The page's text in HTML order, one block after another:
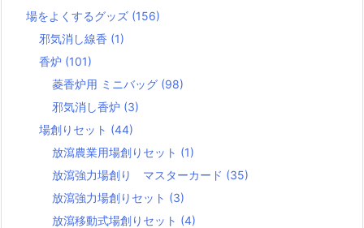
場をよくするグッズ (156)
邪気消し線香 (1)
香炉 (101)
菱香炉用 ミニバッグ (98)
邪気消し香炉 (3)
場創りセット (44)
放瀉農業用場創りセット (1)
放瀉強力場創り マスターカード (35)
放瀉強力場創りセット (3)
放瀉移動式場創りセット (4)